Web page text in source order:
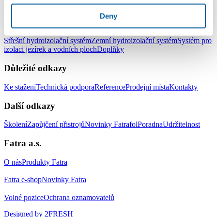
Deny
LinkedIn Facebook YouTube Instagram
Střešní hydroizolační systémZemní hydroizolační systémSystém pro
izolaci jezírek a vodních plochDoplňky
Důležité odkazy
Ke staženíTechnická podporaReferenceProdejní místaKontakty
Další odkazy
ŠkoleníZapůjčení přistrojůNovinky FatrafolPoradnaUdržitelnost
Fatra a.s.
O násProdukty Fatra
Fatra e-shopNovinky Fatra
Volné poziceOchrana oznamovatelů
Designed by 2FRESH